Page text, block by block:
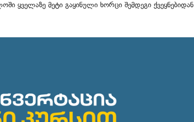
ყველაზე მეტი გაყინული ხორცი შემდეგი ქვეყნებიდან